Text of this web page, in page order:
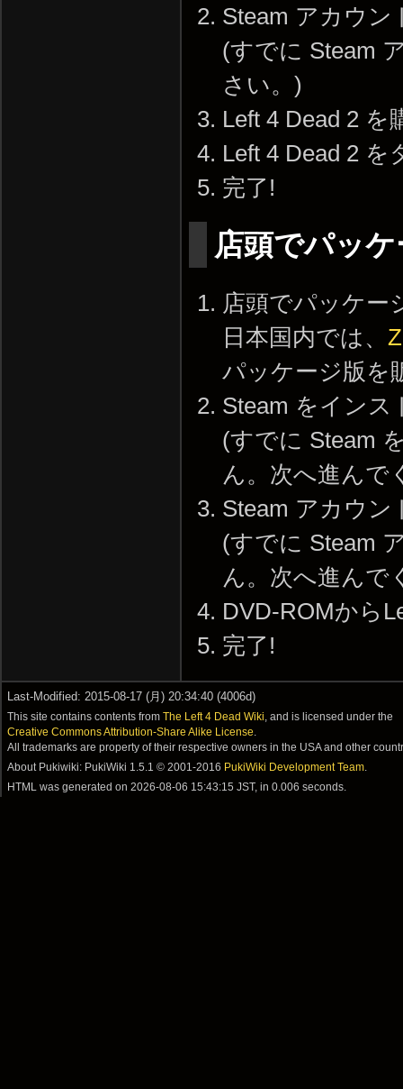
Steam アカウン
(すでに Steam
さい。)
Left 4 Dead 2 を
Left 4 Dead 2
完了!
店頭でパッ
店頭でパッケー
日本国内では、
パッケージ版を
Steam をインス
(すでに Steam
ん。次へ進んで
Steam アカウン
(すでに Steam
ん。次へ進んで
DVD-ROMから
完了!
Last-Modified: 2015-08-17 (月) 20:34:40 (4006d)
This site contains contents fromThe Left 4 Dead Wiki , and is licensed under the
Creative Commons Attribution-Share Alike License
All trademarks are property of their respective owners in the USA and other
About Pukiwiki: PukiWiki 1.5.1 © 2001-2016 PukiWiki Development Team
HTML was generated on2026-08-06 15:43:15 JST, in 0.006 seconds.